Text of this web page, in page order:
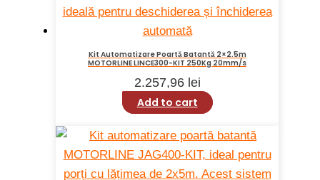
Kit Automatizare Poartă Batantă 2×2.5m
MOTORLINE LINCE300-KIT 250Kg 20mm/s
2.257,96 lei
Add to cart